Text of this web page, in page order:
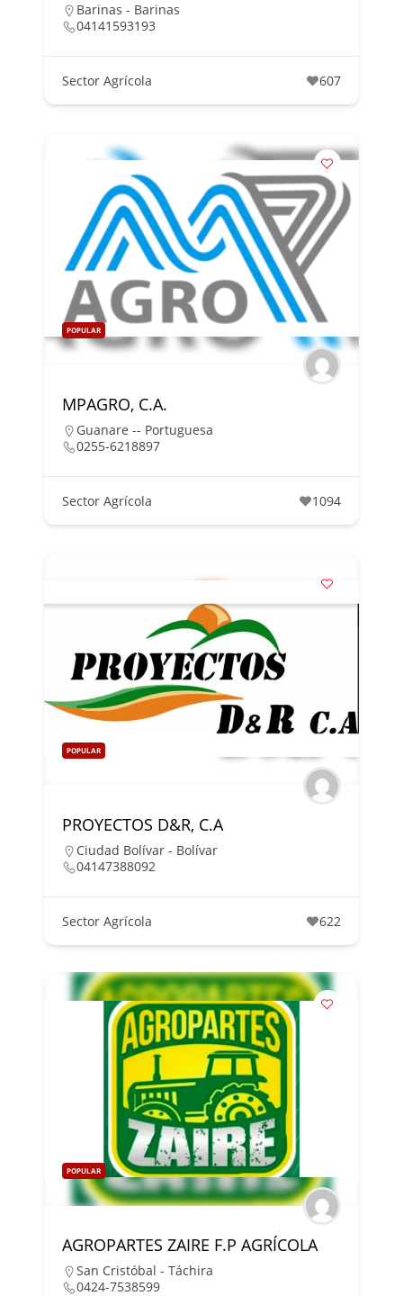
Barinas - Barinas
04141593193
Sector Agrícola 607
POPULAR
MPAGRO, C.A.
Guanare -- Portuguesa
0255-6218897
Sector Agrícola 1094
POPULAR
PROYECTOS D&R, C.A
Ciudad Bolívar - Bolívar
04147388092
Sector Agrícola 622
POPULAR
AGROPARTES ZAIRE F.P AGRÍCOLA
San Cristóbal - Táchira
0424-7538599